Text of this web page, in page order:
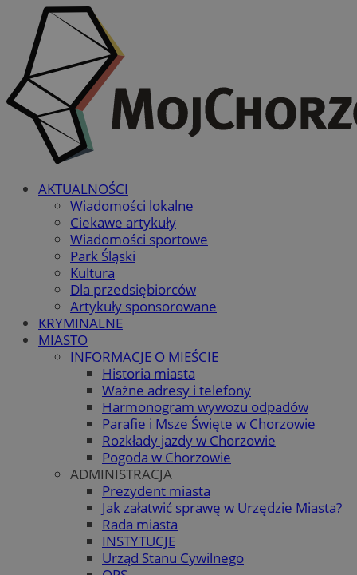
AKTUALNOŚCI
Wiadomości lokalne
Ciekawe artykuły
Wiadomości sportowe
Park Śląski
Kultura
Dla przedsiębiorców
Artykuły sponsorowane
KRYMINALNE
MIASTO
INFORMACJE O MIEŚCIE
Historia miasta
Ważne adresy i telefony
Harmonogram wywozu odpadów
Parafie i Msze Święte w Chorzowie
Rozkłady jazdy w Chorzowie
Pogoda w Chorzowie
ADMINISTRACJA
Prezydent miasta
Jak załatwić sprawę w Urzędzie Miasta?
Rada miasta
INSTYTUCJE
Urząd Stanu Cywilnego